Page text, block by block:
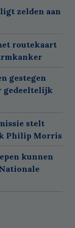
zelden aan
routekaart
gestegen
gedeeltelijk
stelt
Philip Morris
kunnen